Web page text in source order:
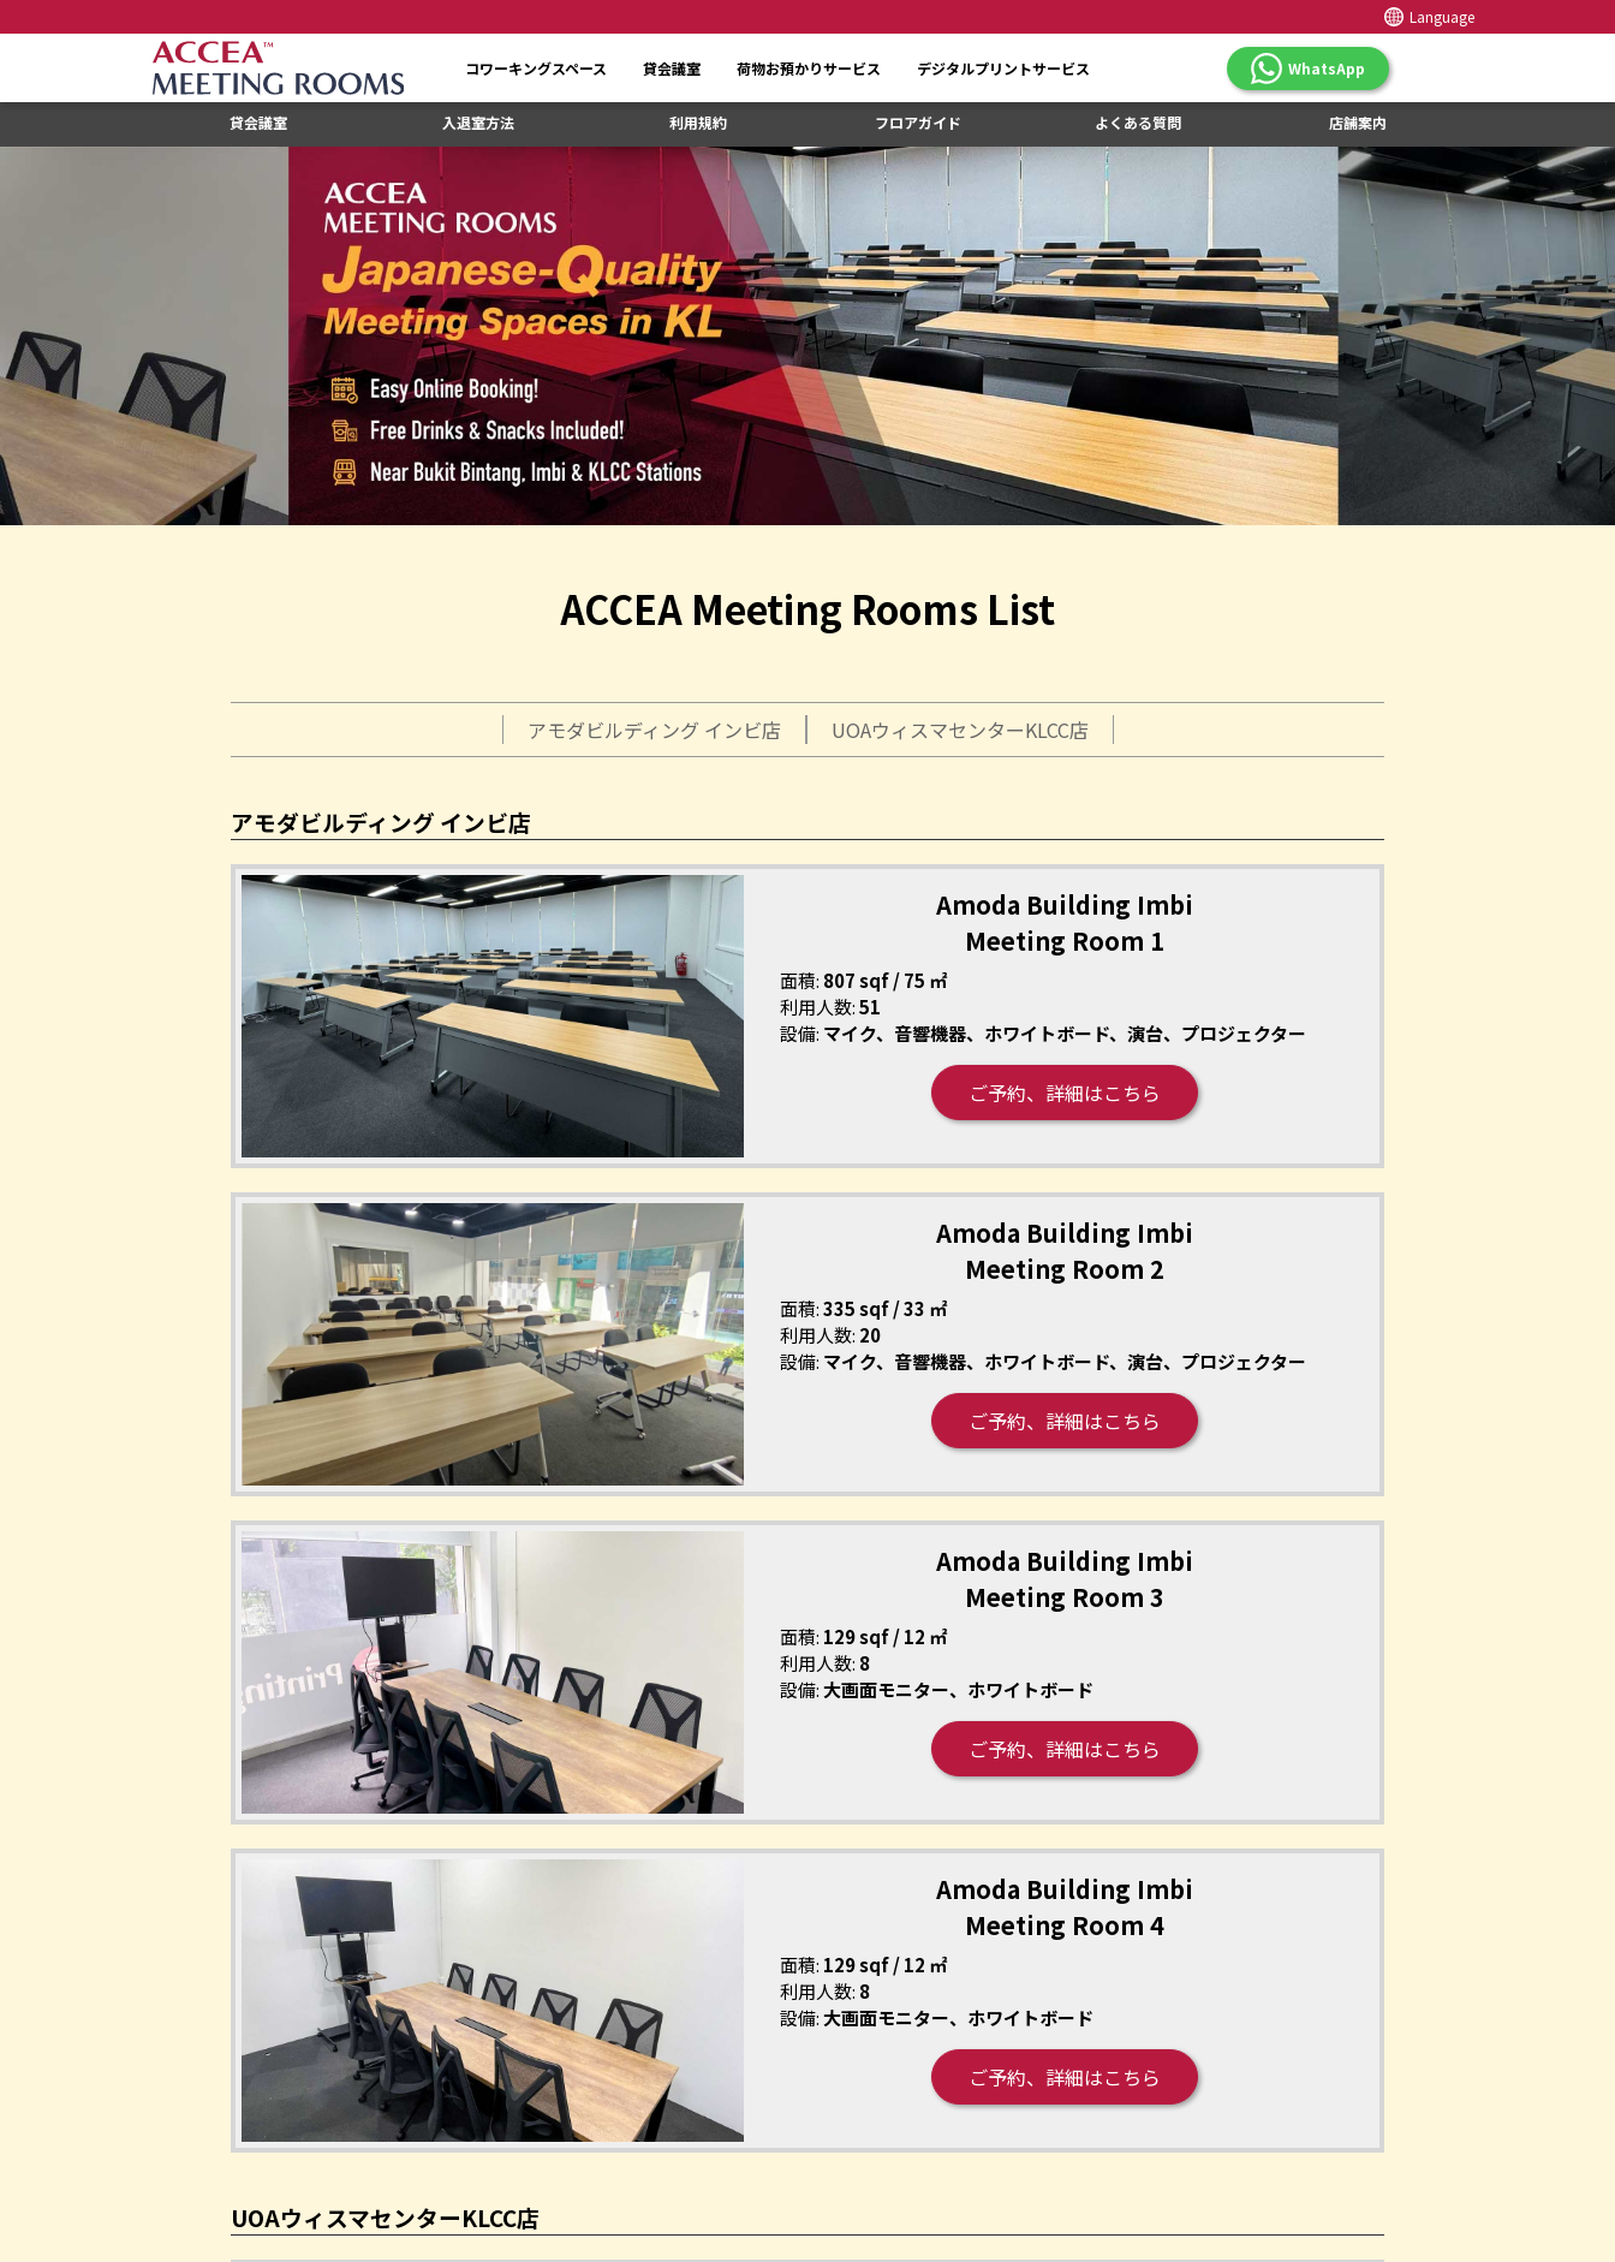
Language
コワーキングスペース 貸会議室 荷物お預かりサービス デジタルプリントサービス WhatsApp
貸会議室 入退室方法 利用規約 フロアガイド よくある質問 店舗案内
ACCEA Meeting Rooms List
アモダビルディング インビ店 UOAウィスマセンターKLCC店
アモダビルディング インビ店
Amoda Building Imbi
Meeting Room 1
面積: 807 sqf / 75 ㎡
利用人数:51
設備: マイク、音響機器、ホワイトボード、演台、プロジェクター
ご予約、詳細はこちら
Amoda Building Imbi
Meeting Room 2
面積:335 sqf / 33 ㎡
利用人数: 20
設備: マイク、音響機器、ホワイトボード、演台、プロジェクター
ご予約、詳細はこちら
Amoda Building Imbi
Meeting Room 3
面積: 129 sqf / 12 ㎡
利用人数: 8
設備:大画面モニター、ホワイトボード
ご予約、詳細はこちら
Amoda Building Imbi
Meeting Room 4
面積: 129 sqf / 12 ㎡
利用人数: 8
設備:大画面モニター、ホワイトボード
ご予約、詳細はこちら
UOAウィスマセンターKLCC店